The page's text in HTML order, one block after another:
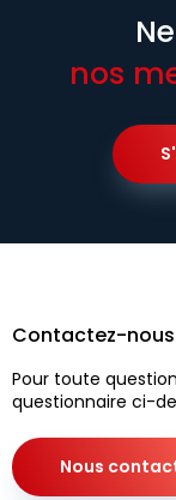
nos
Contactez-nous
Pour toute
questionnaire ci-
Nous